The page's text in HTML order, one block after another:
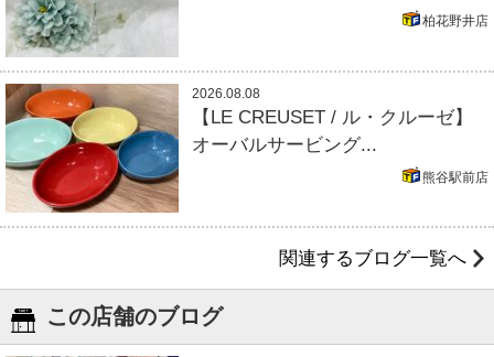
柏花野井店
2026.08.08
【LE CREUSET / ル・クルーゼ】
オーバルサービング...
熊谷駅前店
関連するブログ一覧へ
この店舗のブログ